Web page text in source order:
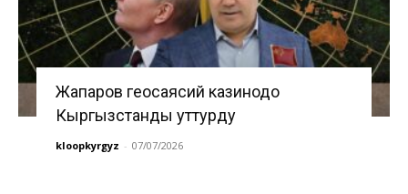
Жапаров геосаясий казинодо
Кыргызстанды уттурду
kloopkyrgyz - 07/07/2026